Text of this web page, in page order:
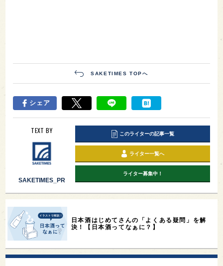
SAKETIMES TOPへ
シェア
TEXT BY
SAKETIMES_PR
このライターの記事一覧
ライター一覧へ
ライター募集中！
日本酒はじめてさんの「よくある疑問」を解
決！【日本酒ってなぁに？】